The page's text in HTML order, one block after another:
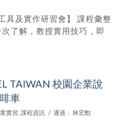
具及實作研習會】 課程彙整
了解，教授實用技巧，即
TAIWAN 校園企業說
車
實習 課程資訊 / 通過： 林宏勳